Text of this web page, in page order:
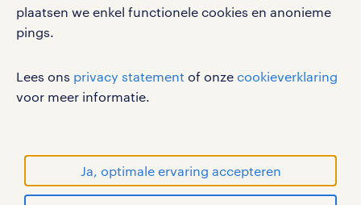
plaatsen we enkel functionele cookies en anonieme
pings.
Lees ons privacy statement of onze cookieverklaring
voor meer informatie.
Ja, optimale ervaring accepteren
vacatures, solliciteren en inspiratie.
werken bij randstad
disclaimer